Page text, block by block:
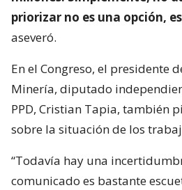
priorizar no es una opción,
aseveró.
En el Congreso, el presidente
Minería, diputado
PPD, Cristian Tapia, también
sobre la situación de los
“Todavía hay una
comunicado es bastante